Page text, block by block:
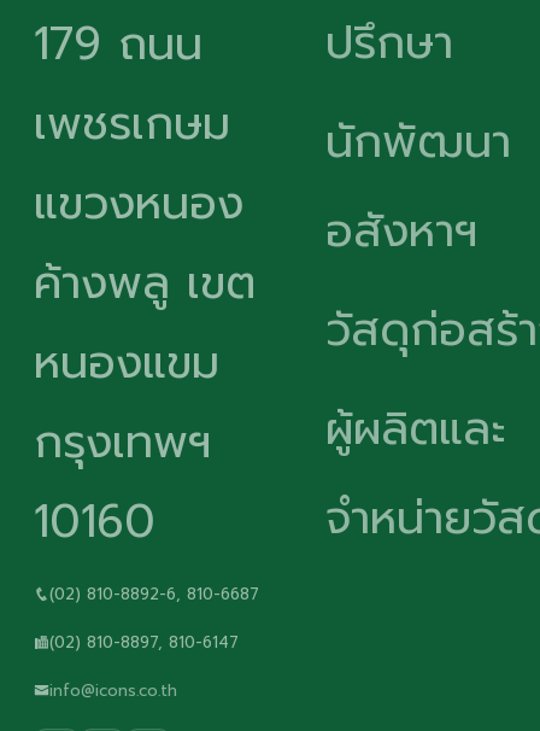
179 ถนน
เพชรเกษม
แขวงหนอง
ค้างพลู เขต
หนองแขม
กรุงเทพฯ
10160
(02) 810-8892-6, 810-6687
(02) 810-8897, 810-6147
info@icons.co.th
ปรึกษา
นักพัฒนา
อสังหาฯ
วัสดุก่อสร้
ผู้ผลิตและ
จำหน่ายวั